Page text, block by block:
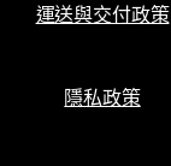
運送與交付政策
隱私政策